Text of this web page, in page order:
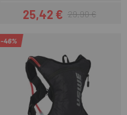
Preu
25,42 €Preu regular
29,90 €
-46%